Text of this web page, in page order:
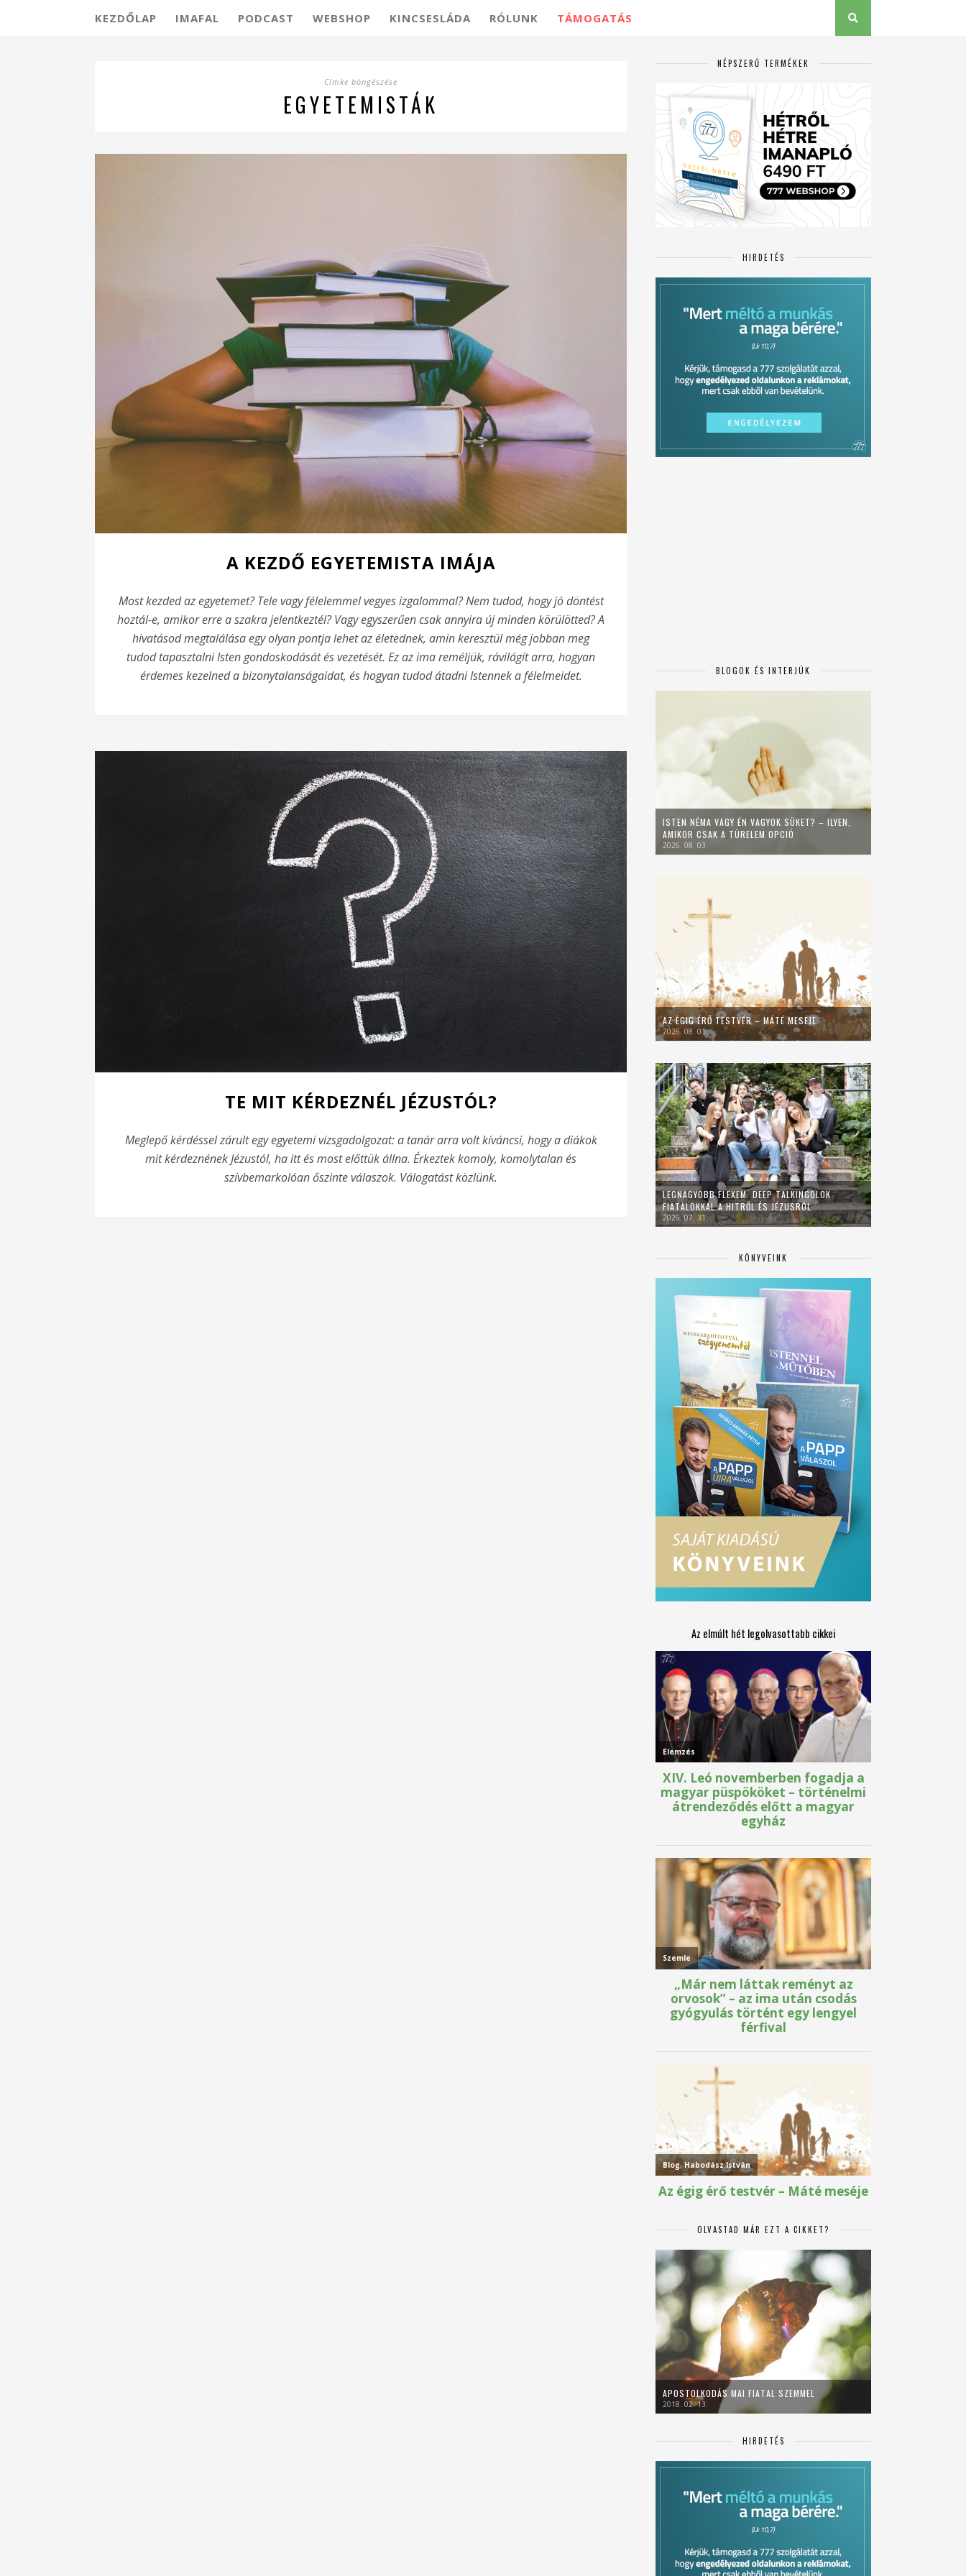
KEZDŐLAP IMAFAL PODCAST WEBSHOP KINCSESLÁDA RÓLUNK TÁMOGATÁS
Címke böngészése
EGYETEMISTÁK
A KEZDŐ EGYETEMISTA IMÁJA
Most kezded az egyetemet? Tele vagy félelemmel vegyes izgalommal? Nem tudod, hogy jó döntést
hoztál-e, amikor erre a szakra jelentkeztél? Vagy egyszerűen csak annyira új minden körülötted? A
hivatásod megtalálása egy olyan pontja lehet az életednek, amin keresztül még jobban meg
tudod tapasztalni Isten gondoskodását és vezetését. Ez az ima reméljük, rávilágít arra, hogyan
érdemes kezelned a bizonytalanságaidat, és hogyan tudod átadni Istennek a félelmeidet.
TE MIT KÉRDEZNÉL JÉZUSTÓL?
Meglepő kérdéssel zárult egy egyetemi vizsgadolgozat: a tanár arra volt kíváncsi, hogy a diákok
mit kérdeznének Jézustól, ha itt és most előttük állna. Érkeztek komoly, komolytalan és
szívbemarkolóan őszinte válaszok. Válogatást közlünk.
NÉPSZERŰ TERMÉKEK
HIRDETÉS
BLOGOK ÉS INTERJÚK
ISTEN NÉMA VAGY ÉN VAGYOK SÜKET? – ILYEN,
AMIKOR CSAK A TÜRELEM OPCIÓ
2026. 08. 03.
AZ ÉGIG ÉRŐ TESTVÉR – MÁTÉ MESÉJE
2026. 08. 01.
LEGNAGYOBB FLEXEM: DEEP TALKINGOLOK
FIATALOKKAL A HITRŐL ÉS JÉZUSRÓL
2026. 07. 31.
KÖNYVEINK
Az elmúlt hét legolvasottabb cikkei
OLVASTAD MÁR EZT A CIKKET?
APOSTOLKODÁS MAI FIATAL SZEMMEL
2018. 02. 13.
HIRDETÉS